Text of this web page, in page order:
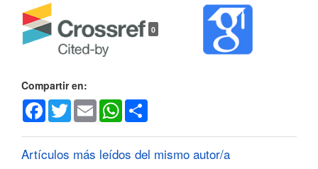
Detalles
del
artículo
0
Compartir en:
Facebook
Twitter Email WhatsApp
Artículos más leídos del mismo autor/a